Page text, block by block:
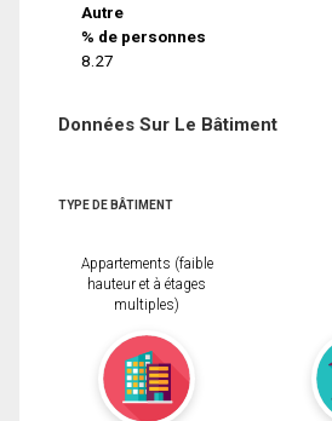
Autre
% de personnes
8.27
Données Sur Le Bâtiment
TYPE DE BÂTIMENT
Appartements (faible
hauteur et à étages
multiples)